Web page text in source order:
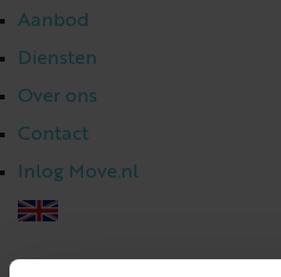
Aanbod
Diensten
Over ons
Contact
Inlog Move.nl